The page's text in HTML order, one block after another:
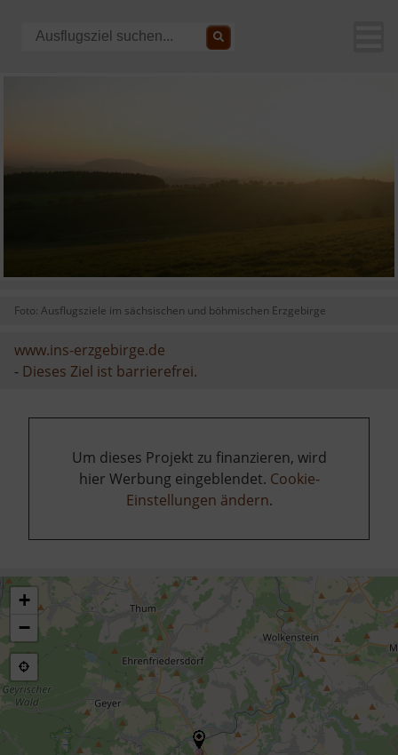
Foto: Ausflugsziele im sächsischen und böhmischen Erzgebirge
www.ins-erzgebirge.de
- Dieses Ziel ist barrierefrei.
Um dieses Projekt zu finanzieren, wird
hier Werbung eingeblendet. Cookie-
Einstellungen ändern.
+
−